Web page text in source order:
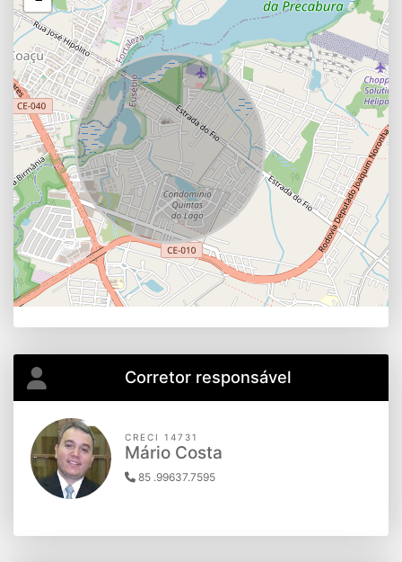
Corretor responsável
CRECI 14731
Mário Costa
85 .99637.7595